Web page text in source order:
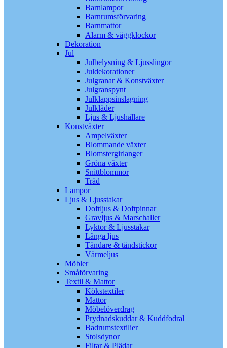
Barnlampor
Barnrumsförvaring
Barnmattor
Alarm & väggklockor
Dekoration
Jul
Julbelysning & Ljusslingor
Juldekorationer
Julgranar & Konstväxter
Julgranspynt
Julklappsinslagning
Julkläder
Ljus & Ljushållare
Konstväxter
Ampelväxter
Blommande växter
Blomstergirlanger
Gröna växter
Snittblommor
Träd
Lampor
Ljus & Ljusstakar
Doftljus & Doftpinnar
Gravljus & Marschaller
Lyktor & Ljusstakar
Långa ljus
Tändare & tändstickor
Värmeljus
Möbler
Småförvaring
Textil & Mattor
Kökstextiler
Mattor
Möbelöverdrag
Prydnadskuddar & Kuddfodral
Badrumstextilier
Stolsdynor
Filtar & Plädar